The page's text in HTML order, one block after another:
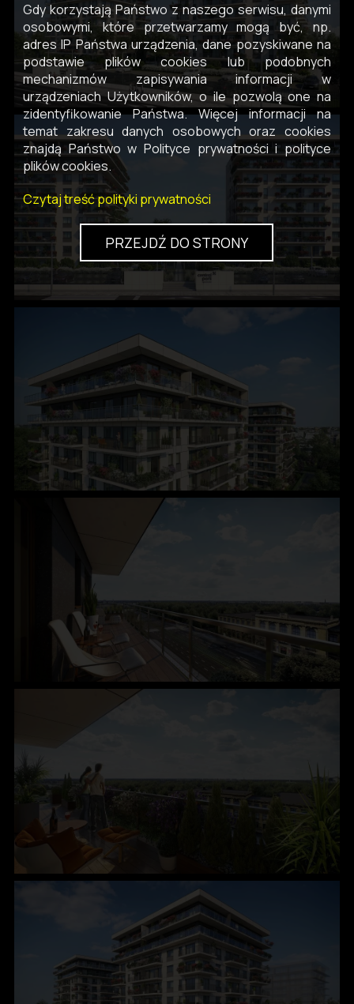
Gdy korzystają Państwo z naszego serwisu, danymi
osobowymi, które przetwarzamy mogą być, np.
adres IP Państwa urządzenia, dane pozyskiwane na
podstawie plików cookies lub podobnych
mechanizmów zapisywania informacji w
urządzeniach Użytkowników, o ile pozwolą one na
zidentyfikowanie Państwa. Więcej informacji na
temat zakresu danych osobowych oraz cookies
znajdą Państwo w Polityce prywatności i polityce
plików cookies.
Czytaj treść polityki prywatności
PRZEJDŹ DO STRONY